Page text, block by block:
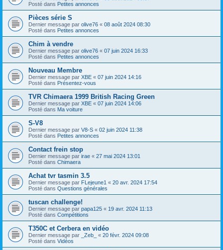
Posté dans Petites annonces
Pièces série S
Dernier message par olive76 « 08 août 2024 08:30
Posté dans Petites annonces
Chim à vendre
Dernier message par olive76 « 07 juin 2024 16:33
Posté dans Petites annonces
Nouveau Membre
Dernier message par XBE « 07 juin 2024 14:16
Posté dans Présentez-vous
TVR Chimaera 1999 British Racing Green
Dernier message par XBE « 07 juin 2024 14:06
Posté dans Ma voiture
S-V8
Dernier message par V8-S « 02 juin 2024 11:38
Posté dans Petites annonces
Contact frein stop
Dernier message par irae « 27 mai 2024 13:01
Posté dans Chimaera
Achat tvr tasmin 3.5
Dernier message par FLejeune1 « 20 avr. 2024 17:54
Posté dans Questions générales
tuscan challenge!
Dernier message par papa125 « 19 avr. 2024 11:13
Posté dans Compétitions
T350C et Cerbera en vidéo
Dernier message par _Zeb_ « 20 févr. 2024 09:08
Posté dans Vidéos